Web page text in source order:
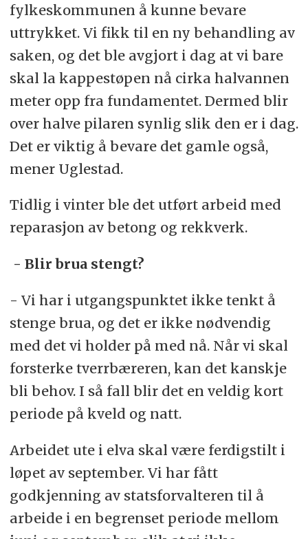
fylkeskommunen å kunne bevare
uttrykket. Vi fikk til en ny behandling av
saken, og det ble avgjort i dag at vi bare
skal la kappestøpen nå cirka halvannen
meter opp fra fundamentet. Dermed blir
over halve pilaren synlig slik den er i dag.
Det er viktig å bevare det gamle også,
mener Uglestad.
Tidlig i vinter ble det utført arbeid med
reparasjon av betong og rekkverk.
- Blir brua stengt?
- Vi har i utgangspunktet ikke tenkt å
stenge brua, og det er ikke nødvendig
med det vi holder på med nå. Når vi skal
forsterke tverrbæreren, kan det kanskje
bli behov. I så fall blir det en veldig kort
periode på kveld og natt.
Arbeidet ute i elva skal være ferdigstilt i
løpet av september. Vi har fått
godkjenning av statsforvalteren til å
arbeide i en begrenset periode mellom